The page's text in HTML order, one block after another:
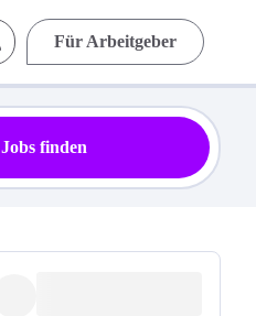
Für Arbeitgeber
Jobs finden